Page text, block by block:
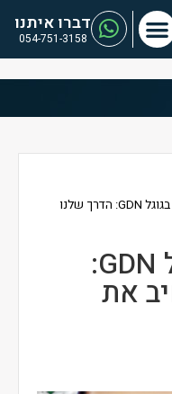
דברו איתנו
054-751-3158
לפרסם נכון בגוגל GDN: הדרך שלנו
לפרסם נכון בגוגל GDN:
את